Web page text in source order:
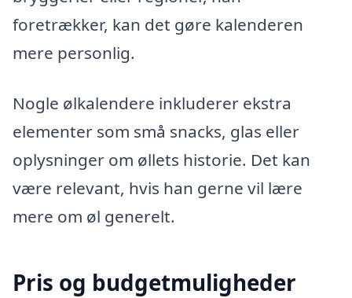
foretrækker, kan det gøre kalenderen
mere personlig.
Nogle ølkalendere inkluderer ekstra
elementer som små snacks, glas eller
oplysninger om øllets historie. Det kan
være relevant, hvis han gerne vil lære
mere om øl generelt.
Pris og budgetmuligheder